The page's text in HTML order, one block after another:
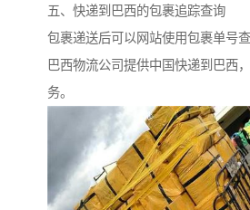
五、快递到巴西的包裹追踪查询
包裹递送后可以网站使用包裹单号
巴西物流公司提供中国快递到巴西
务。